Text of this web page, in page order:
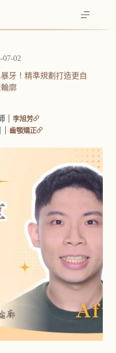
07-02
牙！精準規劃打造更自
廓
｜ 李旭芳
齒顎矯正